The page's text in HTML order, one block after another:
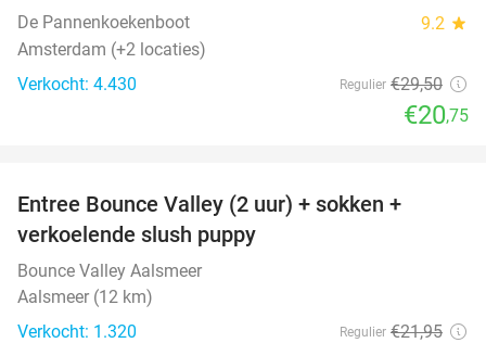
De Pannenkoekenboot 9.2 star
Amsterdam (+2 locaties)
Verkocht: 4.430
Regulier €29,50
€20,75
Entree Bounce Valley (2 uur) + sokken +
verkoelende slush puppy
Bounce Valley Aalsmeer
Aalsmeer (12 km)
Verkocht: 1.320
Regulier €21,95